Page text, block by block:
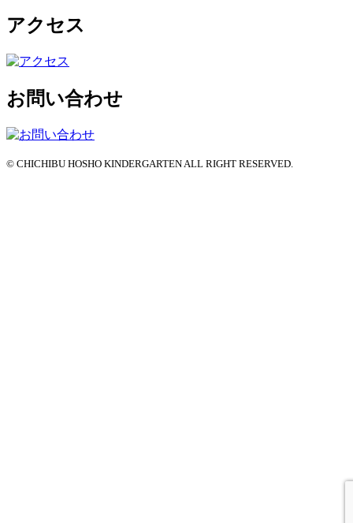
アクセス
お問い合わせ
© CHICHIBU HOSHO KINDERGARTEN ALL RIGHT RESERVED.